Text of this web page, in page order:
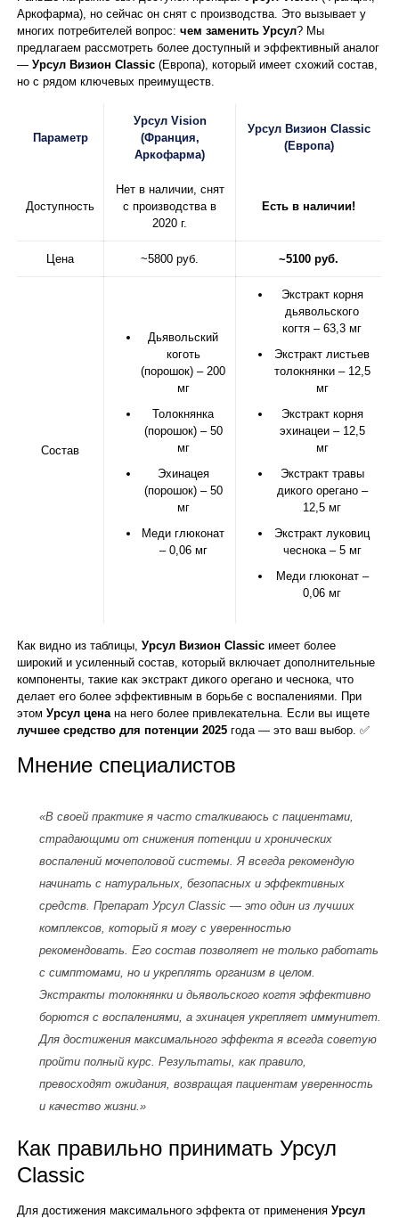
Аркофарма), но сейчас он снят с производства. Это вызывает у
многих потребителей вопрос:чем заменить Урсул? Мы
предлагаем рассмотреть более доступный и эффективный аналог
—Урсул Визион Classic (Европа), который имеет схожий состав,
но с рядом ключевых преимуществ.
Параметр
Урсул Vision
(Франция,
Аркофарма)
Урсул Визион Classic
(Европа)
Доступность
Нет в наличии, снят
с производства в
2020 г.
Есть в наличии!
Цена ~5800 руб. ~5100 руб.
Состав
Дьявольский
коготь
(порошок) – 200
мг
Толокнянка
(порошок) – 50
мг
Эхинацея
(порошок) – 50
мг
Меди глюконат
– 0,06 мг
Экстракт корня
дьявольского
когтя – 63,3 мг
Экстракт листьев
толокнянки – 12,5
мг
Экстракт корня
эхинацеи – 12,5
мг
Экстракт травы
дикого орегано –
12,5 мг
Экстракт луковиц
чеснока – 5 мг
Меди глюконат –
0,06 мг
Как видно из таблицы,Урсул Визион Classic имеет более
широкий и усиленный состав, который включает дополнительные
компоненты, такие как экстракт дикого орегано и чеснока, что
делает его более эффективным в борьбе с воспалениями. При
этомУрсул цена на него более привлекательна. Если вы ищете
лучшее средство для потенции 2025 года — это ваш выбор. ✅
Мнение специалистов
«В своей практике я часто сталкиваюсь с пациентами,
страдающими от снижения потенции и хронических
воспалений мочеполовой системы. Я всегда рекомендую
начинать с натуральных, безопасных и эффективных
средств. Препарат Урсул Classic — это один из лучших
комплексов, который я могу с уверенностью
рекомендовать. Его состав позволяет не только работать
с симптомами, но и укреплять организм в целом.
Экстракты толокнянки и дьявольского когтя эффективно
борются с воспалениями, а эхинацея укрепляет иммунитет.
Для достижения максимального эффекта я всегда советую
пройти полный курс. Результаты, как правило,
превосходят ожидания, возвращая пациентам уверенность
и качество жизни.»
Как правильно принимать Урсул
Classic
Для достижения максимального эффекта от примененияУрсул